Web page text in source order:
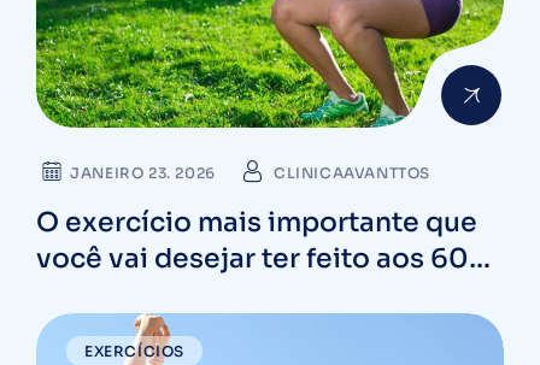
JANEIRO 23. 2026 CLINICAAVANTTOS
O exercício mais importante que
você vai desejar ter feito aos 60
EXERCÍCIOS